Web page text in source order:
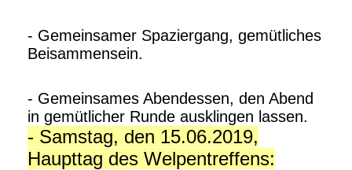
- Gemeinsamer Spaziergang, gemütliches
Beisammensein.
- Gemeinsames Abendessen, den Abend
in gemütlicher Runde ausklingen lassen.
- Samstag, den 15.06.2019,
Haupttag des Welpentreffens: